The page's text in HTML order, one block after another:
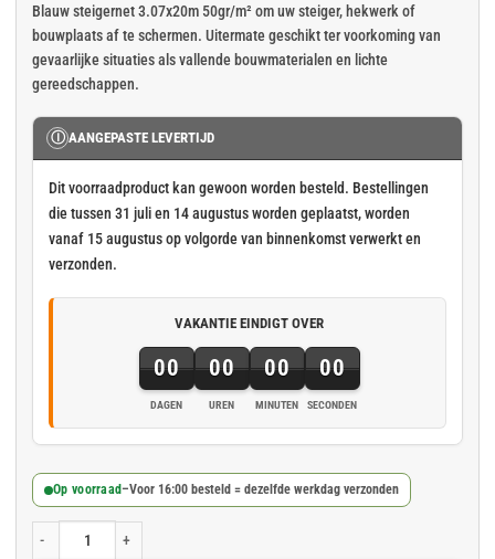
prijs
was:
€ 39,59.
prijs
is:
€ 35,73.
Blauw steigernet 3.07x20m 50gr/m² om uw steiger, hekwerk of
bouwplaats af te schermen. Uitermate geschikt ter voorkoming van
gevaarlijke situaties als vallende bouwmaterialen en lichte
gereedschappen.
Ⓘ AANGEPASTE LEVERTIJD
Dit voorraadproduct kan gewoon worden besteld. Bestellingen
die tussen 31 juli en 14 augustus worden geplaatst, worden
vanaf 15 augustus op volgorde van binnenkomst verwerkt en
verzonden.
VAKANTIE EINDIGT OVER
00
DAGEN
00
UREN
00
MINUTEN
00
SECONDEN
Op voorraad –Voor 16:00 besteld = dezelfde werkdag verzonden
Blauw steigernet 3.07x20m 50gr/m² aantal